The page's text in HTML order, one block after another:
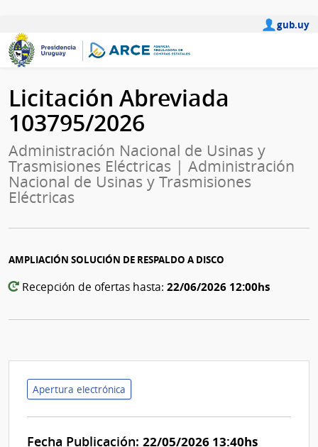
gub.uy
Licitación Abreviada
103795/2026
Administración Nacional de Usinas y
Trasmisiones Eléctricas | Administración
Nacional de Usinas y Trasmisiones
Eléctricas
AMPLIACIÓN SOLUCIÓN DE RESPALDO A DISCO
Recepción de ofertas hasta: 22/06/2026 12:00hs
Apertura electrónica
Fecha Publicación: 22/05/2026 13:40hs